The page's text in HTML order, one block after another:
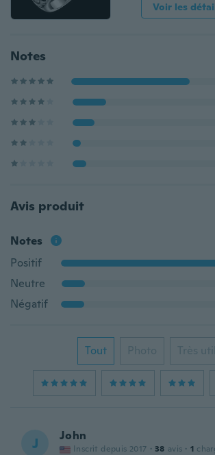
Voir les
Notes
Avis produit
Notes
Positif
Neutre
Négatif
Tout Photo Très
J John
Inscrit depuis 2017 · 38 avis · 1